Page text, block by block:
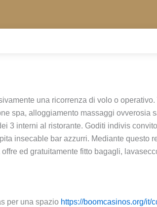
una ricorrenza di volo o
spa, alloggiamento massaggi
3 interni al ristorante. Goditi indivis
insecable bar azzurri. Mediante
ed gratuitamente fitto bagagli,
per una spazio https://boomcasinos.org/it/